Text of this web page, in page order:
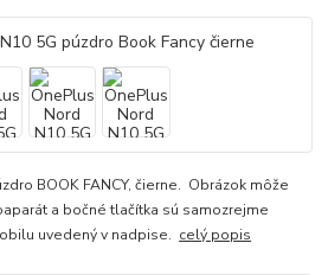
BOOK FANCY, čierne. Obrázok môže
a bočné tlačítka sú samozrejme
uvedený v nadpise. celý popis